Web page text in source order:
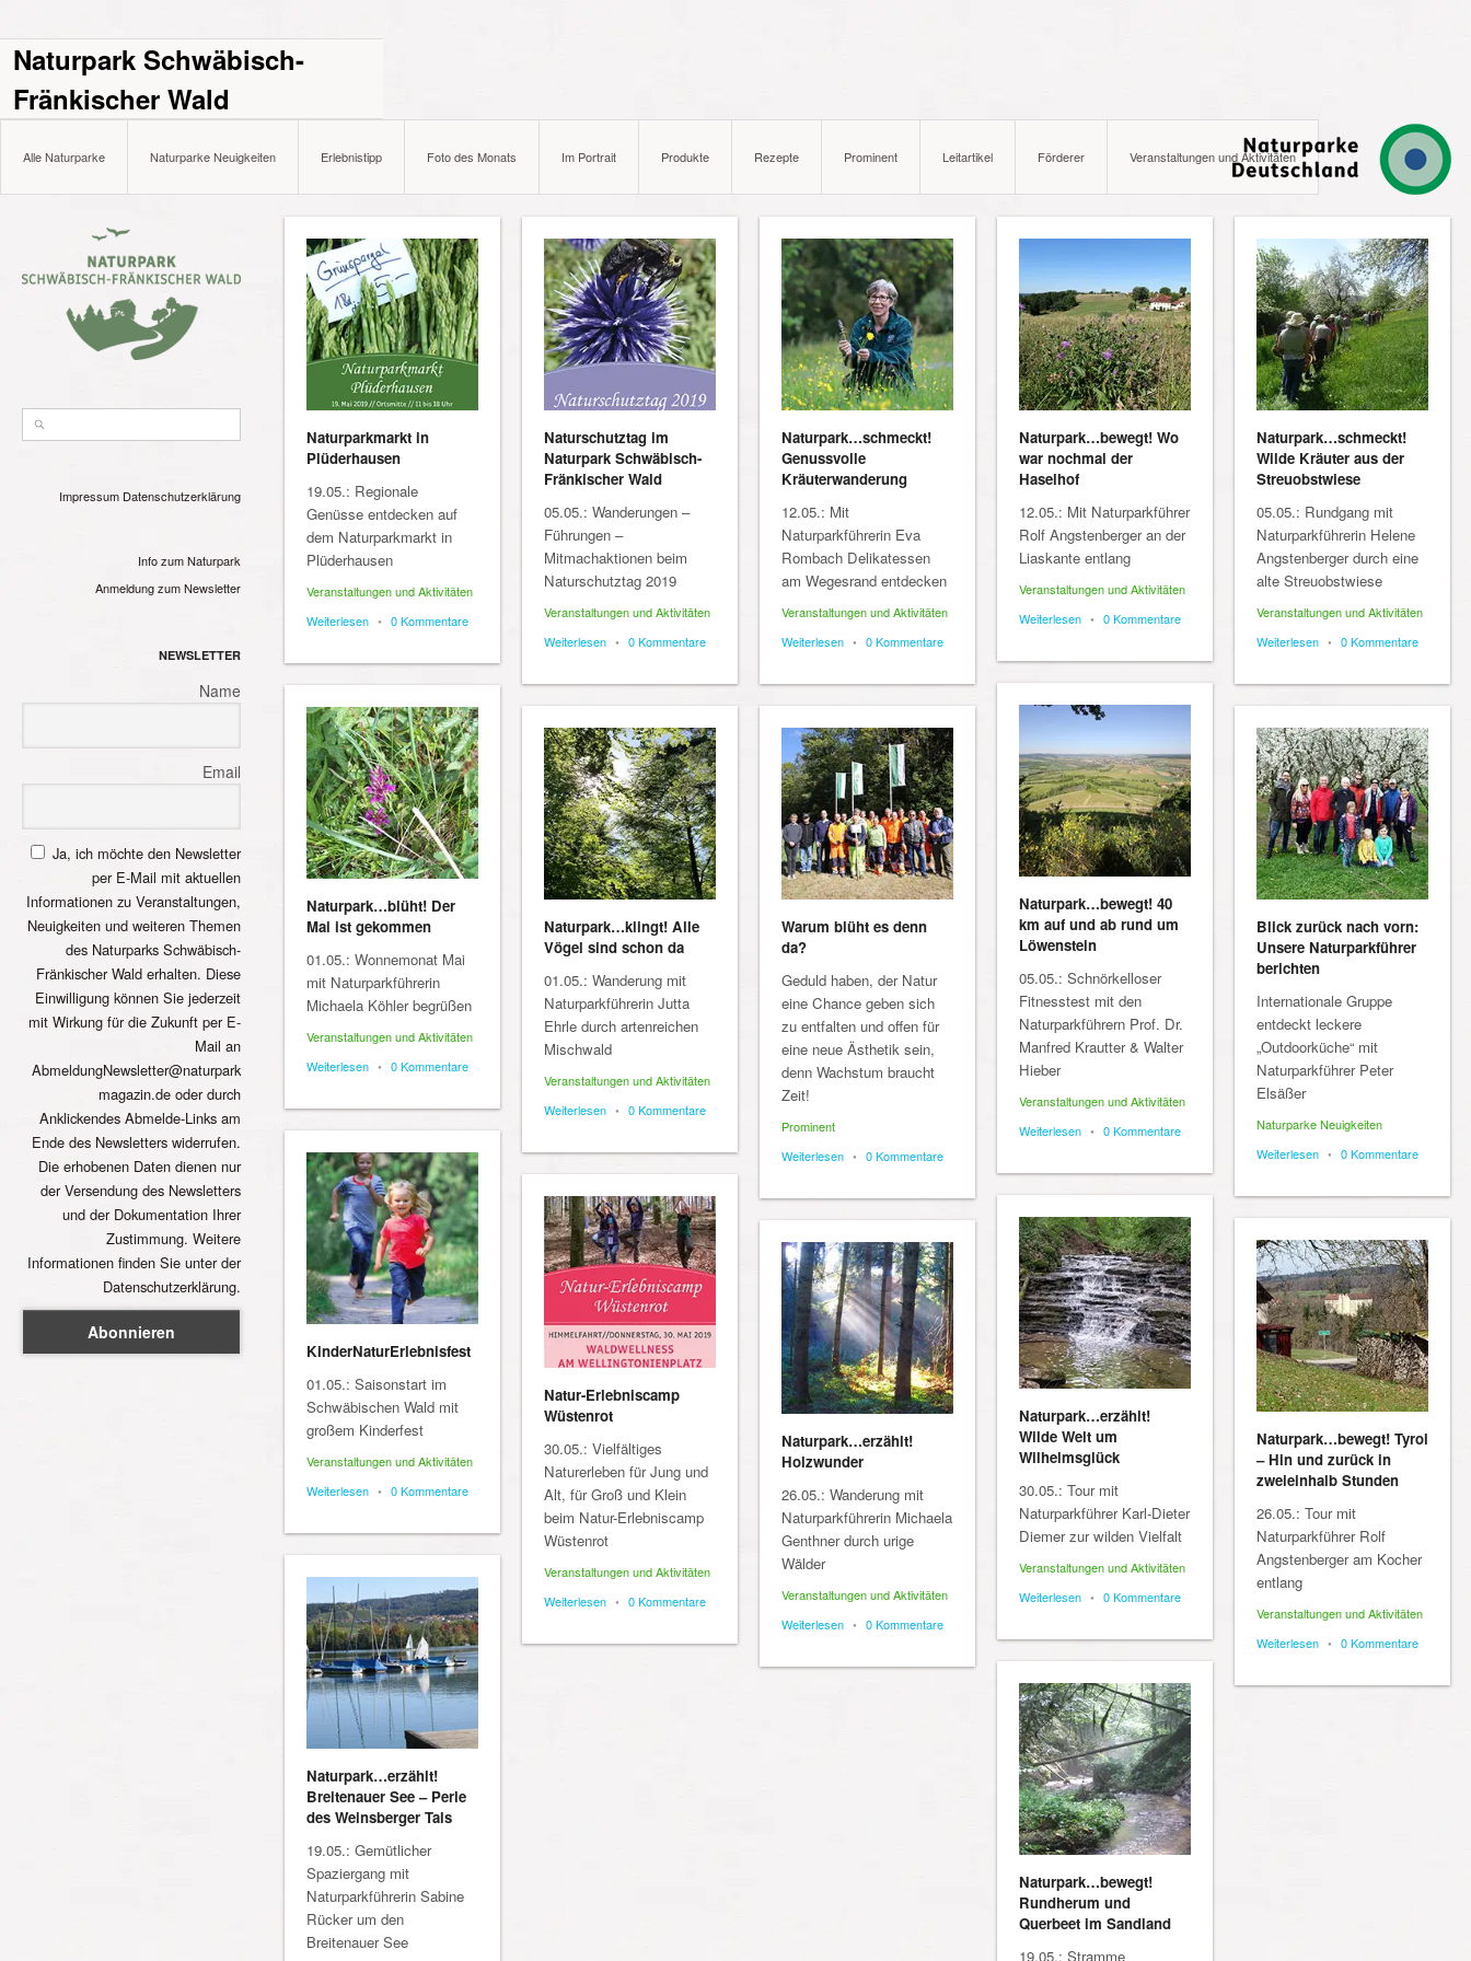
Naturpark Schwäbisch-
Fränkischer Wald
Alle Naturparke Naturparke Neuigkeiten Erlebnistipp Foto des Monats Im Portrait Produkte Rezepte Prominent Leitartikel Förderer Veranstaltungen und Aktivitäten
Impressum Datenschutzerklärung
Info zum Naturpark
Anmeldung zum Newsletter
NEWSLETTER
Name
Email
Ja, ich möchte den Newsletter
per E-Mail mit aktuellen
Informationen zu Veranstaltungen,
Neuigkeiten und weiteren Themen
des Naturparks Schwäbisch-
Fränkischer Wald erhalten. Diese
Einwilligung können Sie jederzeit
mit Wirkung für die Zukunft per E-
Mail an
AbmeldungNewsletter@naturpark
magazin.de oder durch
Anklickendes Abmelde-Links am
Ende des Newsletters widerrufen.
Die erhobenen Daten dienen nur
der Versendung des Newsletters
und der Dokumentation Ihrer
Zustimmung. Weitere
Informationen finden Sie unter der
Datenschutzerklärung.
Naturparkmarkt in
Plüderhausen
19.05.: Regionale
Genüsse entdecken auf
dem Naturparkmarkt in
Plüderhausen
Veranstaltungen und Aktivitäten
Weiterlesen • 0 Kommentare
Naturschutztag im
Naturpark Schwäbisch-
Fränkischer Wald
05.05.: Wanderungen –
Führungen –
Mitmachaktionen beim
Naturschutztag 2019
Veranstaltungen und Aktivitäten
Weiterlesen • 0 Kommentare
Naturpark…schmeckt!
Genussvolle
Kräuterwanderung
12.05.: Mit
Naturparkführerin Eva
Rombach Delikatessen
am Wegesrand entdecken
Veranstaltungen und Aktivitäten
Weiterlesen • 0 Kommentare
Naturpark…bewegt! Wo
war nochmal der
Haselhof
12.05.: Mit Naturparkführer
Rolf Angstenberger an der
Liaskante entlang
Veranstaltungen und Aktivitäten
Weiterlesen • 0 Kommentare
Naturpark…schmeckt!
Wilde Kräuter aus der
Streuobstwiese
05.05.: Rundgang mit
Naturparkführerin Helene
Angstenberger durch eine
alte Streuobstwiese
Veranstaltungen und Aktivitäten
Weiterlesen • 0 Kommentare
Naturpark…bewegt! 40
km auf und ab rund um
Löwenstein
05.05.: Schnörkelloser
Fitnesstest mit den
Naturparkführern Prof. Dr.
Manfred Krautter & Walter
Hieber
Veranstaltungen und Aktivitäten
Weiterlesen • 0 Kommentare
Naturpark…blüht! Der
Mai ist gekommen
01.05.: Wonnemonat Mai
mit Naturparkführerin
Michaela Köhler begrüßen
Veranstaltungen und Aktivitäten
Weiterlesen • 0 Kommentare
Naturpark…klingt! Alle
Vögel sind schon da
01.05.: Wanderung mit
Naturparkführerin Jutta
Ehrle durch artenreichen
Mischwald
Veranstaltungen und Aktivitäten
Weiterlesen • 0 Kommentare
Warum blüht es denn
da?
Geduld haben, der Natur
eine Chance geben sich
zu entfalten und offen für
eine neue Ästhetik sein,
denn Wachstum braucht
Zeit!
Prominent
Weiterlesen • 0 Kommentare
Blick zurück nach vorn:
Unsere Naturparkführer
berichten
Internationale Gruppe
entdeckt leckere
„Outdoorküche“ mit
Naturparkführer Peter
Elsäßer
Naturparke Neuigkeiten
Weiterlesen • 0 Kommentare
KinderNaturErlebnisfest
01.05.: Saisonstart im
Schwäbischen Wald mit
großem Kinderfest
Veranstaltungen und Aktivitäten
Weiterlesen • 0 Kommentare
Natur-Erlebniscamp
Wüstenrot
30.05.: Vielfältiges
Naturerleben für Jung und
Alt, für Groß und Klein
beim Natur-Erlebniscamp
Wüstenrot
Veranstaltungen und Aktivitäten
Weiterlesen • 0 Kommentare
Naturpark…erzählt!
Wilde Welt um
Wilhelmsglück
30.05.: Tour mit
Naturparkführer Karl-Dieter
Diemer zur wilden Vielfalt
Veranstaltungen und Aktivitäten
Weiterlesen • 0 Kommentare
Naturpark…bewegt! Tyrol
– Hin und zurück in
zweieinhalb Stunden
26.05.: Tour mit
Naturparkführer Rolf
Angstenberger am Kocher
entlang
Veranstaltungen und Aktivitäten
Weiterlesen • 0 Kommentare
Naturpark…erzählt!
Holzwunder
26.05.: Wanderung mit
Naturparkführerin Michaela
Genthner durch urige
Wälder
Veranstaltungen und Aktivitäten
Weiterlesen • 0 Kommentare
Naturpark…erzählt!
Breitenauer See – Perle
des Weinsberger Tals
19.05.: Gemütlicher
Spaziergang mit
Naturparkführerin Sabine
Rücker um den
Breitenauer See
Naturpark…bewegt!
Rundherum und
Querbeet im Sandland
19.05.: Stramme